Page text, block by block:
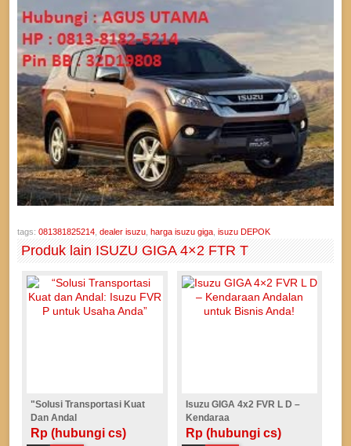
tags:081381825214 ,dealer isuzu ,harga isuzu giga ,isuzu DEPOK
Produk lain ISUZU GIGA 4×2 FTR T
"Solusi Transportasi Kuat
Dan Andal
Rp (hubungi cs)
Isuzu GIGA 4x2 FVR L D –
Kendaraa
Rp (hubungi cs)